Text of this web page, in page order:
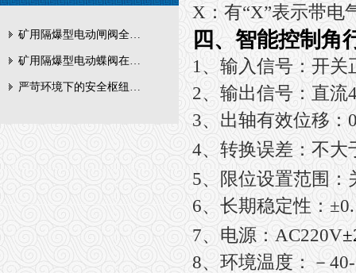
矿用隔爆型电动闸阀全周期维护与故障排查要点
矿用隔爆型电动蝶阀在瓦斯管道控制中的防爆设计与安全标准解析
严苛环境下的安全枢纽：矿用隔爆型电动闸阀的技术剖析
X：有“X”表示带电
四、智能控制角
1、输入信号：开关
2、输出信号：直流
3、出轴有效位移：
4、转换误差：不大
5、限位设置范围：
6、长期稳定性：
7、电源：AC220V
8、环境温度：－